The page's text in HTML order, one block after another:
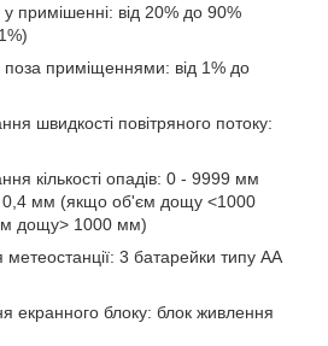
у примішенні: від 20% до 90%
поза приміщеннями: від 1% до
швидкості повітряного потоку:
кількості опадів: 0 - 9999 мм
0,4 мм (якщо об'єм дощу <1000
дощу> 1000 мм)
3 батарейки типу АА
екранного блоку: блок живлення